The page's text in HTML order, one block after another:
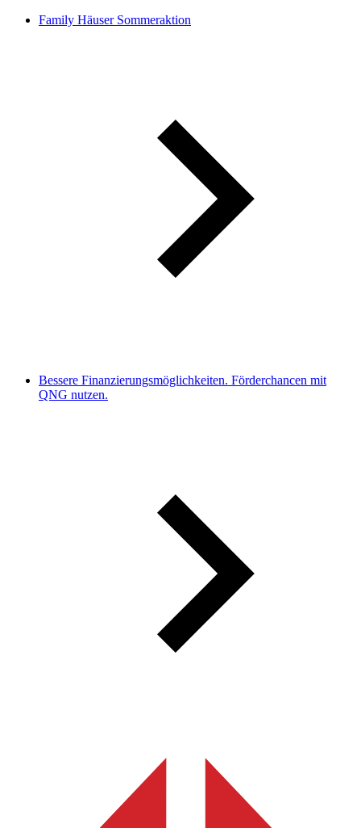
Family Häuser Sommeraktion
Bessere Finanzierungsmöglichkeiten. Förderchancen mit
QNG nutzen.